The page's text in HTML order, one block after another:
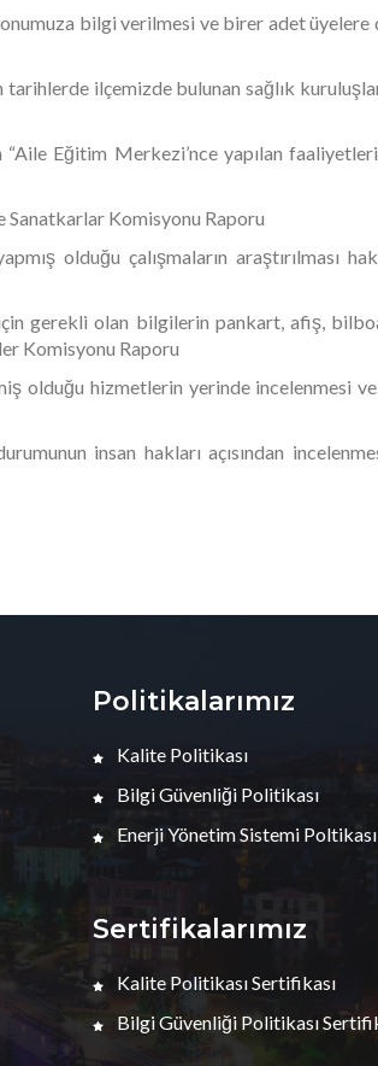
bilgi verilmesi ve birer adet üyelere
ilçemizde bulunan sağlık
Eğitim Merkezi’nce yapılan
Sanatkarlar Komisyonu Raporu
olduğu çalışmaların araştırılması
gerekli olan bilgilerin pankart, afiş,
Komisyonu Raporu
olduğu hizmetlerin yerinde incelenmesi
insan hakları açısından
Politikalarımız
Kalite Politikası
Bilgi Güvenliği Politikası
Enerji Yönetim Sistemi Poltikası
Sertifikalarımız
Kalite Politikası Sertifikası
Bilgi Güvenliği Politikası